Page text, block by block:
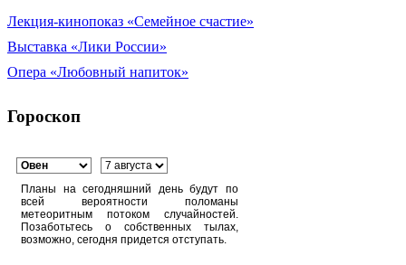
Лекция-кинопоказ «Семейное счастие»
Выставка «Лики России»
Опера «Любовный напиток»
Гороскоп
Планы на сегодняшний день будут по
всей вероятности поломаны
метеоритным потоком случайностей.
Позаботьтесь о собственных тылах,
возможно, сегодня придется отступать.